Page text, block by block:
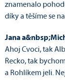
znamenalo
díky a těšíme se
Jana
Ahoj Cvoci, tak
Řecko, tak
a Rohlíkem jeli.